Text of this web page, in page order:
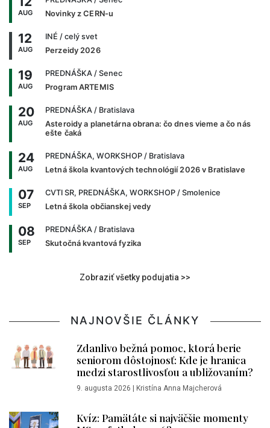
AUG
Novinky z CERN-u
12
AUG
INÉ / celý svet
Perzeidy 2026
19
AUG
PREDNÁŠKA / Senec
Program ARTEMIS
20
AUG
PREDNÁŠKA / Bratislava
Asteroidy a planetárna obrana: čo dnes vieme a čo nás
ešte čaká
24
AUG
PREDNÁŠKA, WORKSHOP / Bratislava
Letná škola kvantových technológií 2026 v Bratislave
07
SEP
CVTI SR, PREDNÁŠKA, WORKSHOP / Smolenice
Letná škola občianskej vedy
08
SEP
PREDNÁŠKA / Bratislava
Skutočná kvantová fyzika
Zobraziť všetky podujatia >>
NAJNOVŠIE ČLÁNKY
Zdanlivo bežná pomoc, ktorá berie
seniorom dôstojnosť: Kde je hranica
medzi starostlivosťou a ubližovaním?
9. augusta 2026 Kristína Anna Majcherová
Kvíz: Pamätáte si najväčšie momenty